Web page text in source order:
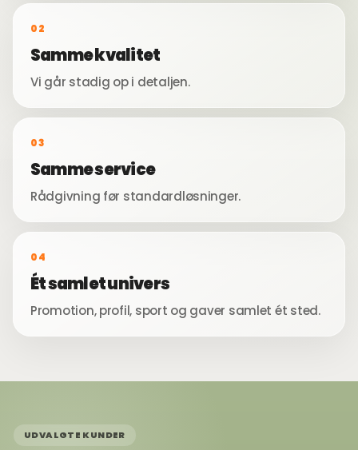
02
Samme kvalitet
Vi går stadig op i detaljen.
03
Samme service
Rådgivning før standardløsninger.
04
Ét samlet univers
Promotion, profil, sport og gaver samlet ét sted.
UDVALGTE KUNDER